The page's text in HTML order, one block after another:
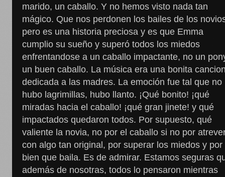
marido, un caballo. Y no hemos visto nada tan
mágico. Que nos perdonen los bailes de los
pero es una historia preciosa y es que Emma
cumplio su sueño y superó todos los miedos
enfrentandose a un caballo impactante, no un
un buen caballo. La música era una bonita
dedicada a las madres. La emoción fue tal que no
hubo lagrimillas, hubo llanto. ¡Qué bonito! ¡qué
miradas hacia el caballo! ¡qué gran jinete! y qué
impactados quedaron todos. Por supuesto, qué
valiente la novia, no por el caballo si no por
con algo tan original, por superar los miedos y por
bien que baila. Es de admirar. Estamos seguras
además de nosotras, todos lo pensaron mientras